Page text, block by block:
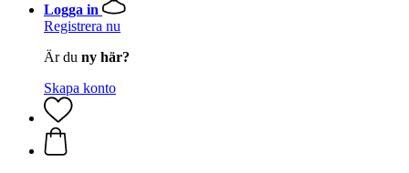
Logga in
Registrera nu
Är du ny här?
Skapa konto